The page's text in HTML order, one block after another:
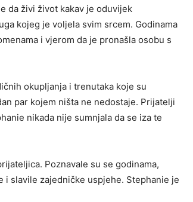
da živi život kakav je oduvijek
kojeg je voljela svim srcem. Godinama
i vjerom da je pronašla osobu s
okupljanja i trenutaka koje su
par kojem ništa ne nedostaje. Prijatelji
nikada nije sumnjala da se iza te
Poznavale su se godinama,
slavile zajedničke uspjehe. Stephanie je